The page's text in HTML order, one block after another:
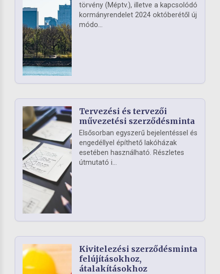
törvény (Méptv.), illetve a kapcsolódó
kormányrendelet 2024 októberétől új
módo...
Tervezési és tervezői
művezetési szerződésminta
Elsősorban egyszerű bejelentéssel és
engedéllyel építhető lakóházak
esetében használható. Részletes
útmutató i...
Kivitelezési szerződésminta
felújításokhoz,
átalakításokhoz